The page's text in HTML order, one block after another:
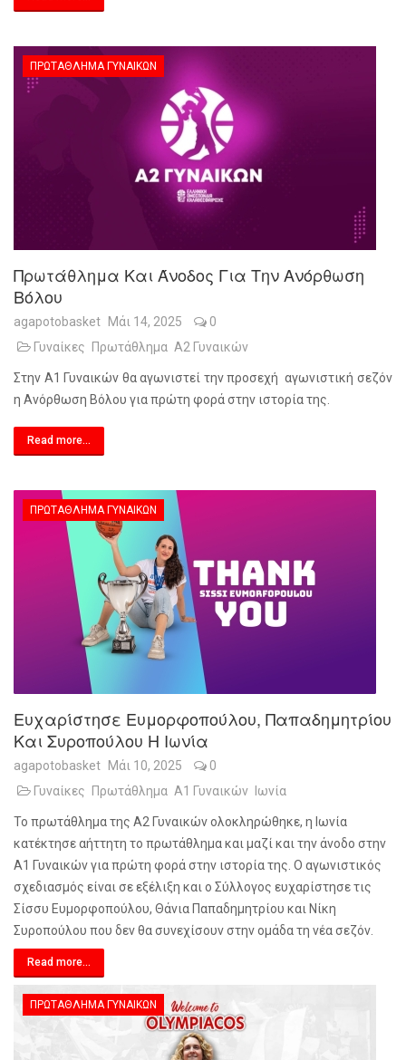
ΠΡΩΤΆΘΛΗΜΑ ΓΥΝΑΙΚΏΝ
Πρωτάθλημα Και Άνοδος Για Την Ανόρθωση
Βόλου
agapotobasket Μάι 14, 2025
0
Γυναίκες
Πρωτάθλημα Α2 Γυναικών
Στην Α1 Γυναικών θα αγωνιστεί την προσεχή αγωνιστική σεζόν
η Ανόρθωση Βόλου για πρώτη φορά στην ιστορία της.
Read more...
ΠΡΩΤΆΘΛΗΜΑ ΓΥΝΑΙΚΏΝ
Ευχαρίστησε Ευμορφοπούλου, Παπαδημητρίου
Και Συροπούλου Η Ιωνία
agapotobasket Μάι 10, 2025
0
Γυναίκες
Πρωτάθλημα Α1 Γυναικών Ιωνία
Το πρωτάθλημα της Α2 Γυναικών ολοκληρώθηκε, η Ιωνία
κατέκτησε αήττητη το πρωτάθλημα και μαζί και την άνοδο στην
Α1 Γυναικών για πρώτη φορά στην ιστορία της. Ο αγωνιστικός
σχεδιασμός είναι σε εξέλιξη και ο Σύλλογος ευχαρίστησε τις
Σίσσυ Ευμορφοπούλου, Θάνια Παπαδημητρίου και Νίκη
Συροπούλου που δεν θα συνεχίσουν στην ομάδα τη νέα σεζόν.
Read more...
ΠΡΩΤΆΘΛΗΜΑ ΓΥΝΑΙΚΏΝ